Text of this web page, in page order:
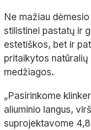
Ne mažiau
stilistinei pastatų ir
estetiškos, bet ir
pritaikytos
medžiagos.
„Pasirinkome
aliuminio langus,
suprojektavome 4,8